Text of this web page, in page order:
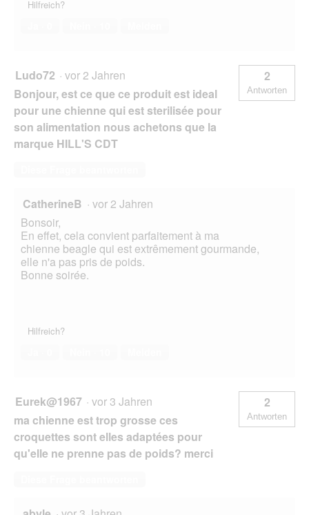
Hilfreich?
Ludo72 · vor 2 Jahren
Bonjour, est ce que ce produit est ideal
pour une chienne qui est sterilisée pour
son alimentation nous achetons que la
marque HILL'S CDT
2
Antworten
CatherineB · vor 2 Jahren
Bonsoir,
En effet, cela convient parfaitement à ma
chienne beagle qui est extrêmement gourmande,
elle n'a pas pris de poids.
Bonne soirée.
Hilfreich?
Eurek@1967 · vor 3 Jahren
ma chienne est trop grosse ces
croquettes sont elles adaptées pour
qu'elle ne prenne pas de poids? merci
2
Antworten